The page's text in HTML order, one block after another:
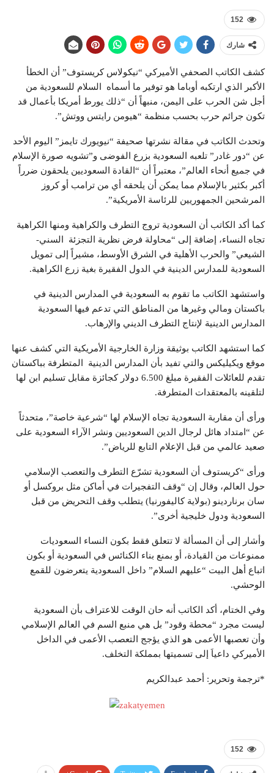
152
شارك
كشف الكاتب الصحفي الأميركي “نيكولاس كريستوف” أن الخطأ
الأكبر الذي ارتكبه أوباما هو توفير ما أسماه السلام للسعودية من
أجل شن الحرب على اليمن، منبهاً أن “ذلك يورط أمريكا بأعمال قد
تكون جرائم حرب بحسب منظمة “هيومن رايتس ووتش”.
وتحدث الكاتب في مقالة نشرتها صحيفة “نيويورك تايمز” اليوم الأحد
عن “دور غادر” تلعبه السعودية بزرع الفوضى و”تشويه صورة الإسلام
في جميع أنحاء العالم”، معتبراً أن “القادة السعوديين يلحقون ضرراً
أكبر بكثير بالإسلام مما يمكن أن يلحقه أي من ترامب أو كروز
المرشحين الجمهوريين للرئاسة الأمريكية”.
كما أكد الكاتب أن السعودية تروج التطرف والكراهية ومنها الكراهية
تجاه النساء، إضافة إلى “محاولة فرض نظرية التجزئة السني-
الشيعي” والحرب الأهلية في الشرق الأوسط، مشيراً إلى تمويل
السعودية للمدارس الدينية في الدول الفقيرة بغية زرع الكراهية.
واستشهد الكاتب ما تقوم به السعودية في المدارس الدينية في
باكستان ومالي وغيرها من المناطق التي تدعم فيها السعودية
المدارس الدينية لإنتاج التطرف الديني والإرهاب.
كما استشهد الكاتب بوثيقة وزارة الخارجية الأمريكية التي كشف عنها
موقع ويكيليكس والتي تفيد بأن المدارس الدينية المتطرفة بباكستان
تقدم للعائلات الفقيرة مبلغ 6.500 دولار كجائزة مقابل تسليم ابن لها
لتلقينه بالمعتقدات المتطرفة.
ورأى أن مقاربة السعودية تجاه الإسلام لها “شرعية خاصة”، متحدثاً
عن “امتداد هائل لرجال الدين السعوديين ونشر الآراء السعودية على
صعيد عالمي من قبل الإعلام التابع للرياض”.
ورأى “كريستوف أن السعودية تشرّع التطرف والتعصب الإسلامي
حول العالم، وقال إن “وقف التفجيرات في أماكن مثل بروكسل أو
سان برناردينو (بولاية كاليفورنيا) يتطلب وقف التحريض من قبل
السعودية ودول خليجية أخرى”.
وأشار إلى أن المسألة لا تتعلق فقط بكون النساء السعوديات
ممنوعات من القيادة، أو بمنع بناء الكنائس في السعودية أو بكون
اتباع أهل البيت “عليهم السلام” داخل السعودية يتعرضون للقمع
الوحشي.
وفي الختام، أكد الكاتب أنه حان الوقت للاعتراف بأن السعودية
ليست مجرد “محطة وقود” بل هي منبع السم في العالم الإسلامي
وأن تعصبها الأعمى هو الذي يؤجج التعصب الأعمى في الداخل
الأميركي داعياَ إلى تسميتها بمملكة التخلف.
*ترجمة وتحرير: أحمد عبدالكريم
152